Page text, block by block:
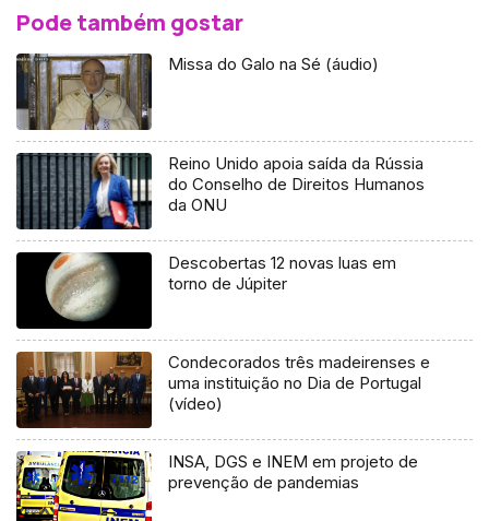
Pode também gostar
Missa do Galo na Sé (áudio)
Reino Unido apoia saída da Rússia
do Conselho de Direitos Humanos
da ONU
Descobertas 12 novas luas em
torno de Júpiter
Condecorados três madeirenses e
uma instituição no Dia de Portugal
(vídeo)
INSA, DGS e INEM em projeto de
prevenção de pandemias